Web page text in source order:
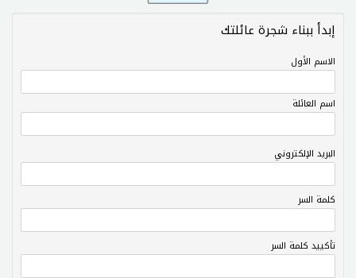
إبدأ ببناء شجرة عائلتك
الاسم الأول
اسم العائلة
البريد الإلكتروني
كلمة السر
تأكييد كلمة السر